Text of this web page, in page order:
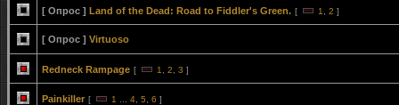
[ Опрос ] Land of the Dead: Road to Fiddler's Green. [ 1 2 ]
[ Опрос ] Virtuoso
Redneck Rampage [ 1 2 3 ]
Painkiller [ 1 4 5 6 ]